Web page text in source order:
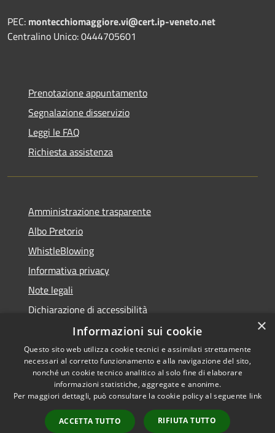
PEC: montecchiomaggiore.vi@cert.ip-veneto.net
Centralino Unico: 0444705601
Prenotazione appuntamento
Segnalazione disservizio
Leggi le FAQ
Richiesta assistenza
Amministrazione trasparente
Albo Pretorio
WhistleBlowing
Informativa privacy
Note legali
Dichiarazione di accessibilità
Accessibilità
Privacy
Copyright © 2026 • Città di
Montecchio Maggiore •
Powered byMunicipium •
Accesso redazione
×
Informazioni sui cookie
Questo sito web utilizza cookie tecnici e assimilati strettamente
necessari al corretto funzionamento e alla navigazione del sito,
nonché un cookie tecnico analitico al solo fine di elaborare
informazioni statistiche, aggregate e anonime.
Per maggiori dettagli, può consultare la cookie policy al seguente link
ACCETTA TUTTO RIFIUTA TUTTO